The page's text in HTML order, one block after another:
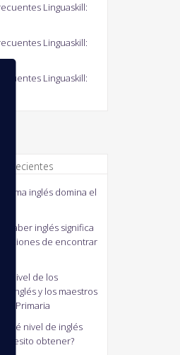
Linguaskill:
Linguaskill:
Linguaskill:
recientes
idioma inglés domina el
Saber inglés significa
opciones de encontrar
nivel de los
inglés y los maestros
de Primaria
¿Qué nivel de inglés
obtener?